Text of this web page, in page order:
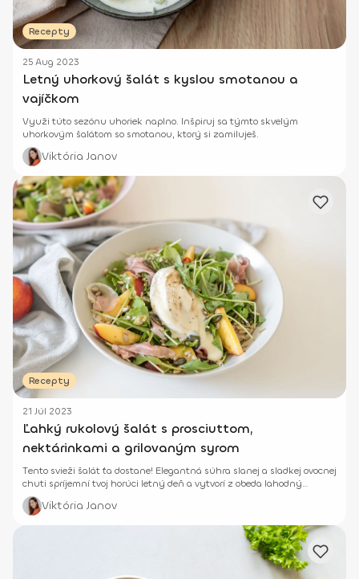
Recepty
25 Aug 2023
Letný uhorkový šalát s kyslou smotanou a
vajíčkom
Využi túto sezónu uhoriek naplno. Inšpiruj sa týmto skvelým
uhorkovým šalátom so smotanou, ktorý si zamiluješ.
Viktória Janov
Recepty
21 Júl 2023
Ľahký rukolový šalát s prosciuttom,
nektárinkami a grilovaným syrom
Tento svieži šalát ťa dostane! Elegantná súhra slanej a sladkej ovocnej
chuti spríjemní tvoj horúci letný deň a vytvorí z obeda lahodný
zážitok.
Viktória Janov